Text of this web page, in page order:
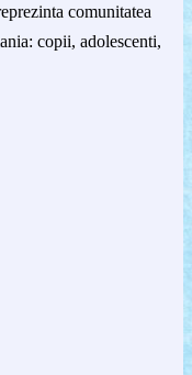
comunitatea
copii, adolescenti,